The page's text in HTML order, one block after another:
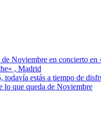
Noviembre en concierto en
, Madrid
todavía estás a tiempo de
lo que queda de Noviembre